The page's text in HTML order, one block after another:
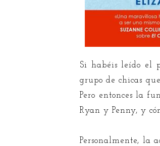
Si habéis leído el
grupo de chicas
Pero entonces la
Ryan y Penny, y
Personalmente, la